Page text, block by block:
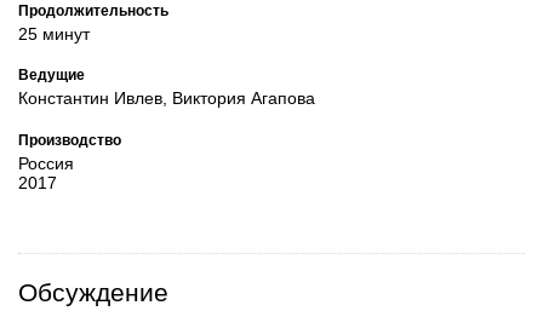
Продолжительность
25 минут
Ведущие
Константин Ивлев, Виктория Агапова
Производство
Россия
2017
Обсуждение